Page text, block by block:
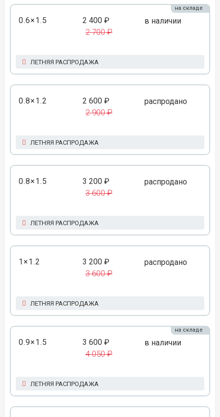
0.6×1.5 2 400 ₽
2 700 ₽
в наличии
на складе
ЛЕТНЯЯ РАСПРОДАЖА
0.8×1.2 2 600 ₽
2 900 ₽
распродано
ЛЕТНЯЯ РАСПРОДАЖА
0.8×1.5 3 200 ₽
3 600 ₽
распродано
ЛЕТНЯЯ РАСПРОДАЖА
1×1.2 3 200 ₽
3 600 ₽
распродано
ЛЕТНЯЯ РАСПРОДАЖА
0.9×1.5 3 600 ₽
4 050 ₽
в наличии
на складе
ЛЕТНЯЯ РАСПРОДАЖА